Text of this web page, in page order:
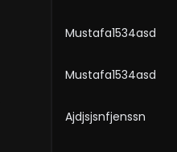
Mustafa1534asd
Mustafa1534asd
Ajdjsjsnfjenssn